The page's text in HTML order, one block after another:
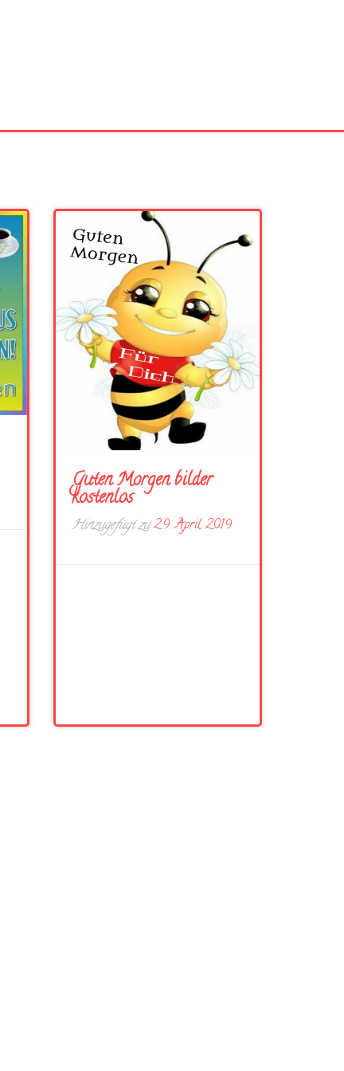
Guten Morgen bilder
kostenlos
Hinzugefügt zu29. April 2019